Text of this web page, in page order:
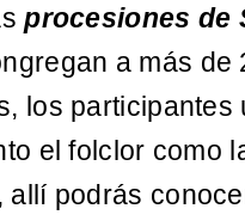
procesiones de
a más
los
el folclor como
allí podrás